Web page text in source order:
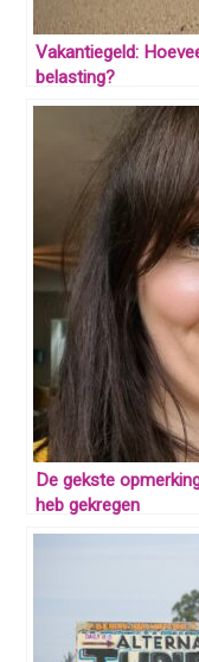
Vakantiegeld:
belasting?
De gekste
heb gekregen